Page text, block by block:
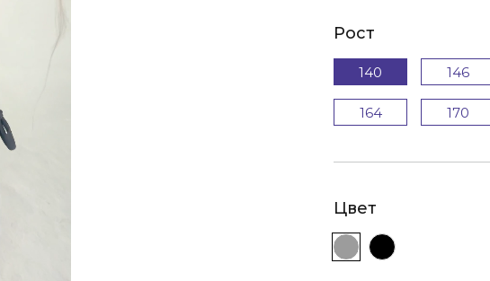
Рост
140 146
164 170
Цвет